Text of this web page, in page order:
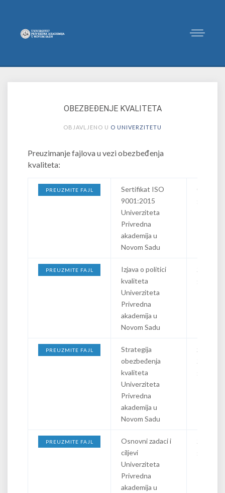
OBEZBEĐENJE KVALITETA
OBJAVLJENO U O UNIVERZITETU
Preuzimanje fajlova u vezi obezbeđenja
kvaliteta:
PREUZMITE FAJL
Sertifikat ISO
9001:2015
Univerziteta
Privredna
akademija u
Novom Sadu
PREUZMITE FAJL
Izjava o politici
kvaliteta
Univerziteta
Privredna
akademija u
Novom Sadu
PREUZMITE FAJL
Strategija
obezbeđenja
kvaliteta
Univerziteta
Privredna
akademija u
Novom Sadu
za period
PREUZMITE FAJL
Osnovni zadaci i
ciljevi
Univerziteta
Privredna
akademija u